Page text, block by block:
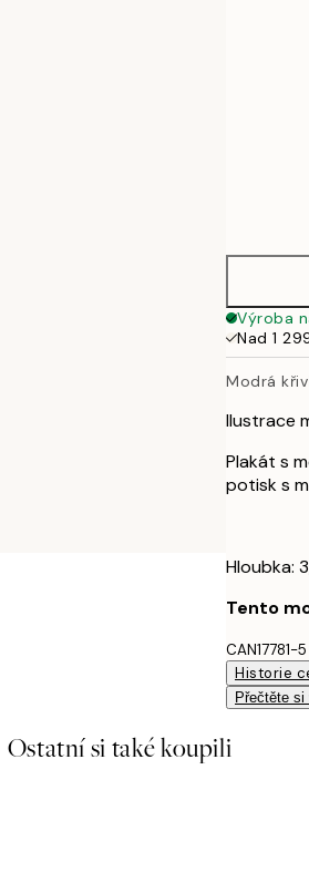
Výroba
Nad 1
Modrá
Ilustrace
Plakát s
potisk s
Hloubka:
Tento
CAN17781-5
Historie
Přečtěte
Ostatní si také koupili